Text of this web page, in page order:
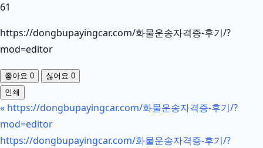
61
https://dongbupayingcar.com/화물운송자격증-후기/?
mod=editor
좋아요 0 싫어요 0
인쇄
« https://dongbupayingcar.com/화물운송자격증-후기/?
mod=editor
https://dongbupayingcar.com/화물운송자격증-후기/?